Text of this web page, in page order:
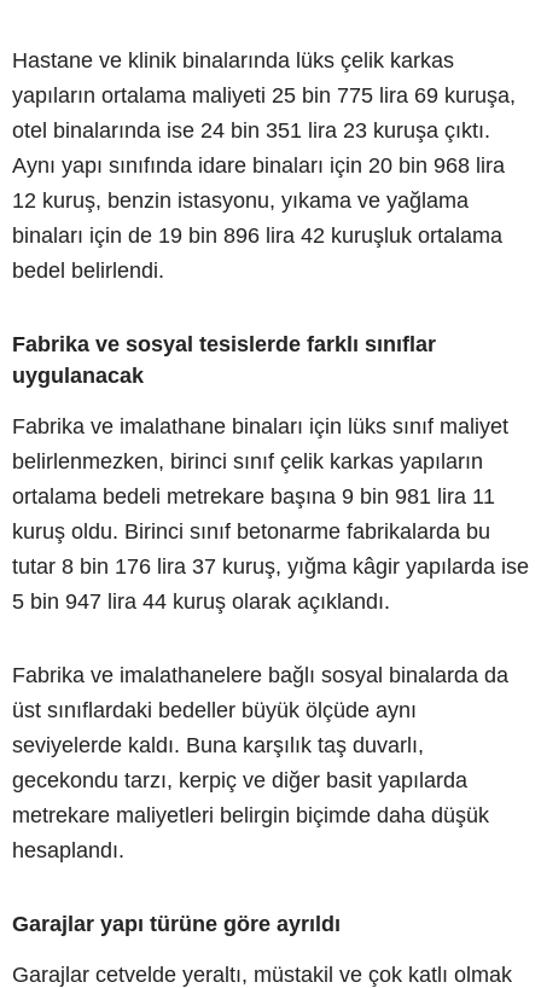
Hastane ve klinik binalarında lüks çelik karkas
yapıların ortalama maliyeti 25 bin 775 lira 69 kuruşa,
otel binalarında ise 24 bin 351 lira 23 kuruşa çıktı.
Aynı yapı sınıfında idare binaları için 20 bin 968 lira
12 kuruş, benzin istasyonu, yıkama ve yağlama
binaları için de 19 bin 896 lira 42 kuruşluk ortalama
bedel belirlendi.
Fabrika ve sosyal tesislerde farklı sınıflar
uygulanacak
Fabrika ve imalathane binaları için lüks sınıf maliyet
belirlenmezken, birinci sınıf çelik karkas yapıların
ortalama bedeli metrekare başına 9 bin 981 lira 11
kuruş oldu. Birinci sınıf betonarme fabrikalarda bu
tutar 8 bin 176 lira 37 kuruş, yığma kâgir yapılarda ise
5 bin 947 lira 44 kuruş olarak açıklandı.
Fabrika ve imalathanelere bağlı sosyal binalarda da
üst sınıflardaki bedeller büyük ölçüde aynı
seviyelerde kaldı. Buna karşılık taş duvarlı,
gecekondu tarzı, kerpiç ve diğer basit yapılarda
metrekare maliyetleri belirgin biçimde daha düşük
hesaplandı.
Garajlar yapı türüne göre ayrıldı
Garajlar cetvelde yeraltı, müstakil ve çok katlı olmak